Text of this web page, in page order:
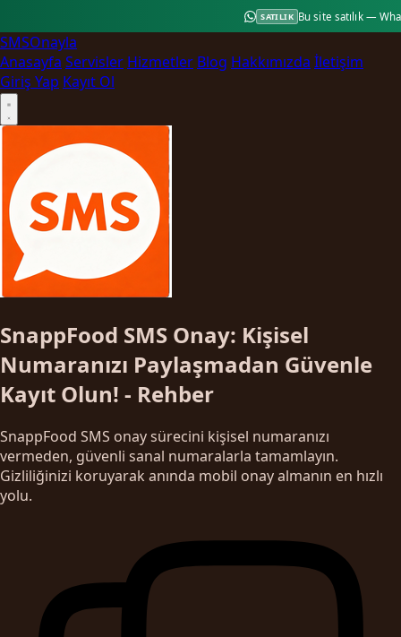
SATILIK Bu site satılık —
SMSOnayla
Anasayfa Servisler Hizmetler Blog Hakkımızda İletişim
Giriş Yap Kayıt Ol
SnappFood SMS Onay: Kişisel
Numaranızı Paylaşmadan Güvenle
Kayıt Olun! - Rehber
SnappFood SMS onay sürecini kişisel numaranızı
vermeden, güvenli sanal numaralarla tamamlayın.
Gizliliğinizi koruyarak anında mobil onay almanın en hızlı
yolu.